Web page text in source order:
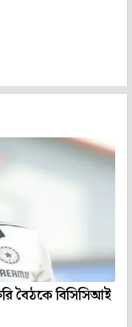
বৈঠকে বিসিসিআই